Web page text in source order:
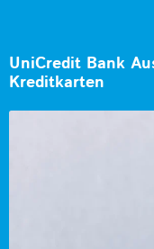
UniCredit Bank
Kreditkarten